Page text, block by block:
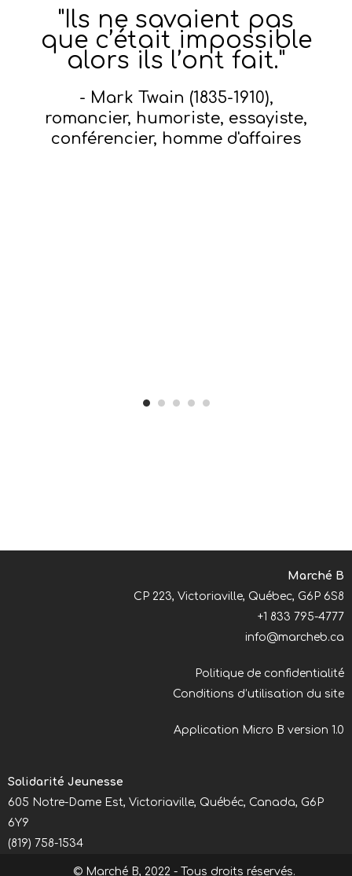
"Ils ne savaient pas
que c’était impossible
alors ils l’ont fait."
- Mark Twain (1835-1910),
romancier, humoriste, essayiste,
conférencier, homme d'affaires
Marché B
CP 223, Victoriaville, Québec, G6P 6S8
+1 833 795-4777
info@marcheb.ca
Politique de confidentialité
Conditions d’utilisation du site
Application Micro B version 1.0
Solidarité Jeunesse
605 Notre-Dame Est, Victoriaville, Québéc, Canada, G6P
6Y9
(819) 758-1534
solidaritejeunesse@hotmail.ca
© Marché B, 2022 - Tous droits réservés.